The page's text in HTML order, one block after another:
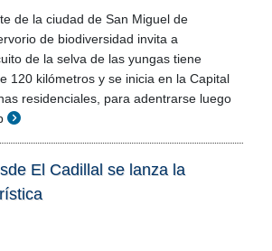
de la ciudad de San Miguel de
de biodiversidad invita a
de la selva de las yungas tiene
120 kilómetros y se inicia en la Capital
residenciales, para adentrarse luego
El Cadillal se lanza la